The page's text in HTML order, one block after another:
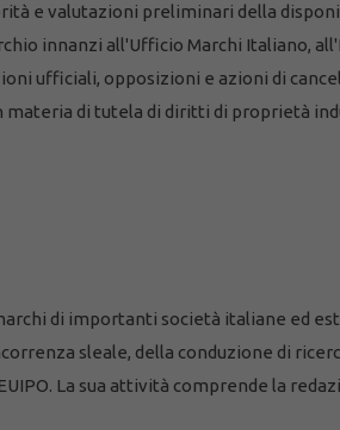
e valutazioni preliminari della
innanzi all'Ufficio Marchi Italiano,
ufficiali, opposizioni e azioni di
di tutela di diritti di proprietà
di importanti società italiane ed
sleale, della conduzione di
La sua attività comprende la